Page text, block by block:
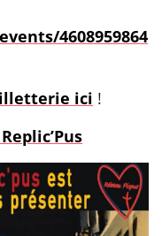
4608959864
ici !